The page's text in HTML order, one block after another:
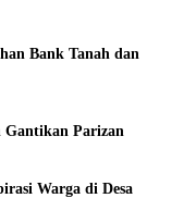
Bank Tanah dan
Gantikan Parizan
Warga di Desa